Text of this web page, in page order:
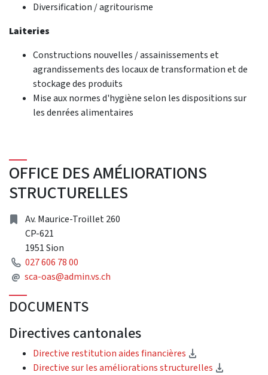
Diversification / agritourisme
Laiteries
Constructions nouvelles / assainissements et
agrandissements des locaux de transformation et de
stockage des produits
Mise aux normes d'hygiène selon les dispositions sur
les denrées alimentaires
OFFICE DES AMÉLIORATIONS
STRUCTURELLES
Address
Av. Maurice-Troillet 260
CP-621
1951 Sion
Phone
027 606 78 00
@ Mail
sca-oas@admin.vs.ch
DOCUMENTS
Directives cantonales
Directive restitution aides financières
Directive sur les améliorations structurelles